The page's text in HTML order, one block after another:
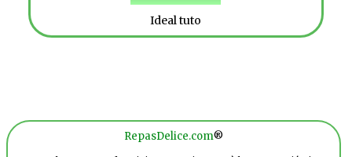
Ideal tuto
RepasDelice.com®